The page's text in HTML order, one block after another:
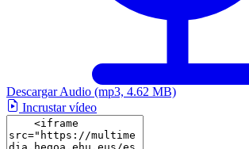
Descargar Audio (mp3, 4.62 MB)
Incrustar vídeo